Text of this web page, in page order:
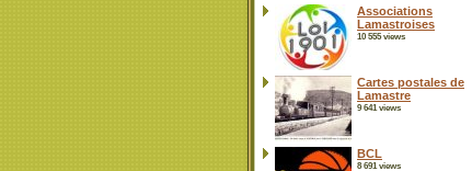
Associations
Lamastroises
10 555 views
Cartes postales de
Lamastre
9 641 views
BCL
8 691 views